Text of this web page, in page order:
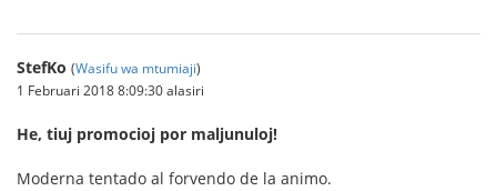
StefKo (Wasifu wa mtumiaji)
1 Februari 2018 8:09:30 alasiri
He, tiuj promocioj por maljunuloj!
Moderna tentado al forvendo de la animo.